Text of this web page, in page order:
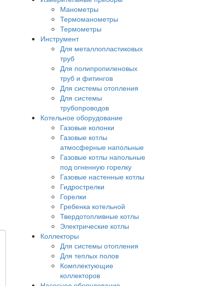
Манометры
Термоманометры
Термометры
Инструмент
Для металлопластиковых
труб
Для полипропиленовых
труб и фитингов
Для системы отопления
Для системы
трубопроводов
Котельное оборудование
Газовые колонки
Газовые котлы
атмосферные напольные
Газовые котлы напольные
под огненную горелку
Газовые настенные котлы
Гидрострелки
Горелки
Гребенка котельной
Твердотопливные котлы
Электрические котлы
Коллекторы
Для системы отопления
Для теплых полов
Комплектующие
коллекторов